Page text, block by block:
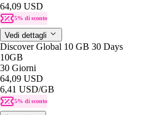
64,09 USD
5% di sconto
Vedi dettagli
Discover Global 10 GB 30 Days
10GB
30 Giorni
64,09 USD
6,41 USD/GB
5% di sconto